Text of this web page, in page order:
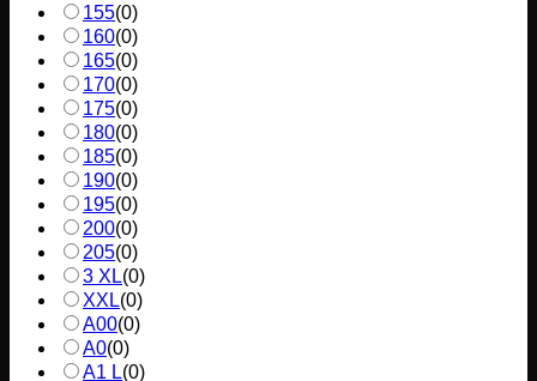
155(0)
160(0)
165(0)
170(0)
175(0)
180(0)
185(0)
190(0)
195(0)
200(0)
205(0)
3 XL(0)
XXL(0)
A00(0)
A0(0)
A1 L(0)